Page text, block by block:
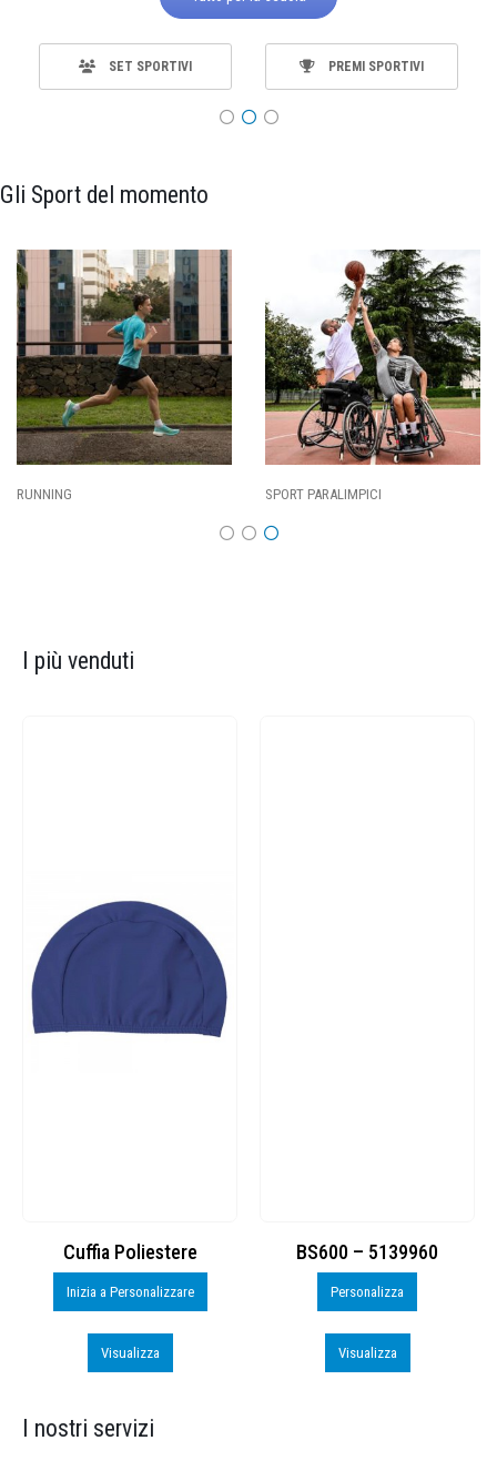
SET SPORTIVI PREMI SPORTIVI
Gli Sport del momento
SPORT PARALIMPICI CALCIO
I più venduti
Cuffia Poliestere
Inizia a Personalizzare
Visualizza
BS600 – 5139960
Personalizza
Visualizza
I nostri servizi